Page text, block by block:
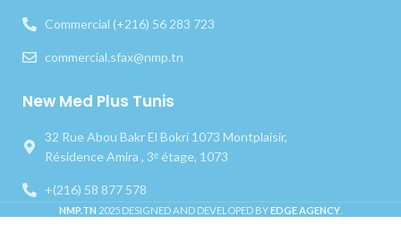
Commercial (+216) 56 283 723
commercial.sfax@nmp.tn
New Med Plus Tunis
32 Rue Abou Bakr El Bokri 1073 Montplaisir,
Résidence Amira , 3ᵉ étage, 1073
+(216) 58 877 578
NMP.TN 2025 DESIGNED AND DEVELOPED BYEDGE AGENCY